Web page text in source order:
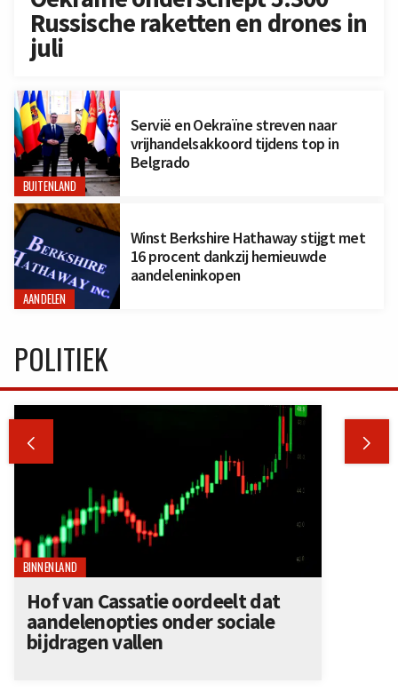
Russische raketten en drones in
juli
BUITENLAND
Servië en Oekraïne streven naar
vrijhandelsakkoord tijdens top in
Belgrado
AANDELEN
Winst Berkshire Hathaway stijgt met
16 procent dankzij hernieuwde
aandeleninkopen
POLITIEK
 
BINNENLAND
Hof van Cassatie oordeelt dat
aandelenopties onder sociale
bijdragen vallen